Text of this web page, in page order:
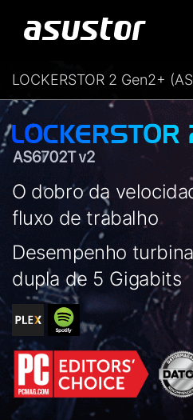
LOCKERSTOR 2 Gen2+
O dobro da
fluxo de trabalho
Desempenho
dupla de 5 Gigabits